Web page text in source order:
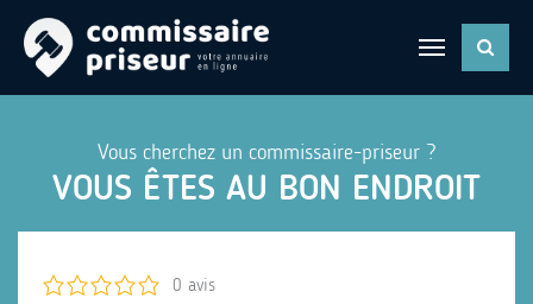
Vous cherchez un commissaire-priseur ?
VOUS ÊTES AU BON ENDROIT
0 avis